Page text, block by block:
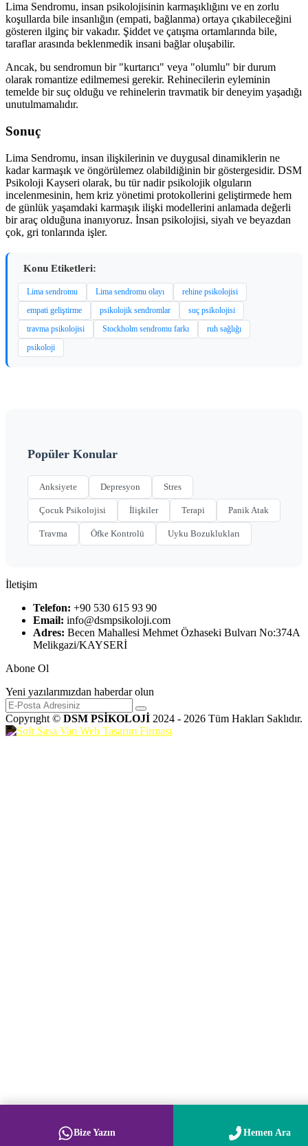
Lima Sendromu, insan psikolojisinin karmaşıklığını ve en zorlu
koşullarda bile insanlığın (empati, bağlanma) ortaya çıkabileceğini
gösteren ilginç bir vakadır. Şiddet ve çatışma ortamlarında bile,
taraflar arasında beklenmedik insani bağlar oluşabilir.
Ancak, bu sendromun bir "kurtarıcı" veya "olumlu" bir durum
olarak romantize edilmemesi gerekir. Rehinecilerin eyleminin
temelde bir suç olduğu ve rehinelerin travmatik bir deneyim yaşadığı
unutulmamalıdır.
Sonuç
Lima Sendromu, insan ilişkilerinin ve duygusal dinamiklerin ne
kadar karmaşık ve öngörülemez olabildiğinin bir göstergesidir. DSM
Psikoloji Kayseri olarak, bu tür nadir psikolojik olguların
incelenmesinin, hem kriz yönetimi protokollerini geliştirmede hem
de günlük yaşamdaki karmaşık ilişki modellerini anlamada değerli
bir araç olduğuna inanıyoruz. İnsan psikolojisi, siyah ve beyazdan
çok, gri tonlarında işler.
Konu Etiketleri:
Lima sendromu Lima sendromu olayı
rehine psikolojisi
empati geliştirme
psikolojik sendromlar
suç psikolojisi
travma psikolojisi
Stockholm sendromu farkı
ruh sağlığı
psikoloji
Popüler Konular
Anksiyete Depresyon Stres
Çocuk Psikolojisi İlişkiler Terapi Panik Atak
Travma Öfke Kontrolü Uyku Bozuklukları
İletişim
Telefon: +90 530 615 93 90
Email: info@dsmpsikoloji.com
Adres: Becen Mahallesi Mehmet Özhaseki Bulvarı No:374A
Melikgazi/KAYSERİ
Abone Ol
Yeni yazılarımızdan haberdar olun
Copyrıght © DSM PSİKOLOJİ 2024 - 2026 Tüm Hakları Saklıdır.
Bize Yazın Hemen Ara